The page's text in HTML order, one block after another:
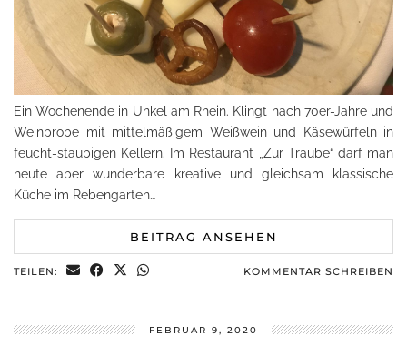
Ein Wochenende in Unkel am Rhein. Klingt nach 70er-Jahre und
Weinprobe mit mittelmäßigem Weißwein und Käsewürfeln in
feucht-staubigen Kellern. Im Restaurant „Zur Traube“ darf man
heute aber wunderbare kreative und gleichsam klassische
Küche im Rebengarten…
BEITRAG ANSEHEN
TEILEN: KOMMENTAR SCHREIBEN
FEBRUAR 9, 2020